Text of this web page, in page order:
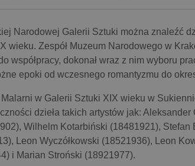
Narodowej Galerii Sztuki można znaleźć
wieku. Zespół Muzeum Narodowego w
współpracy, dokonał wraz z nim wyboru
epoki od wczesnego romantyzmu do
w Galerii Sztuki XIX wieku w
dzieła takich artystów jak: Aleksander
Wilhelm Kotarbiński (18481921), Stefan
Leon Wyczółkowski (18521936), Leon
i Marian Stroński (18921977).